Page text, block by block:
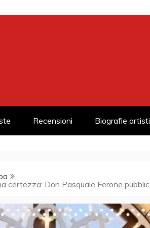
Recensioni Biografie artisti
certezza: Don Pasquale Ferone